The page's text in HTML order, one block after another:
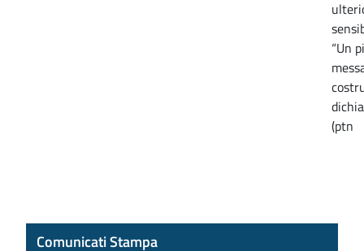
“Un
(ptn
Comunicati Stampa